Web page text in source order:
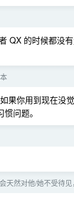
QX 的时候都没
果你用到现在没
问题。
天然对他/她不受待见